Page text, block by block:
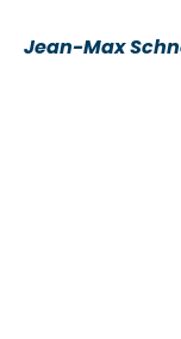
Jean-Max